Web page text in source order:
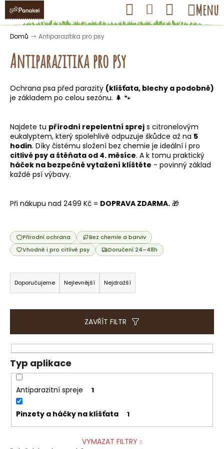
Přejít
obsah
Hledat Přihlášení
Nákupní
košík
Menu
Domů Antiparazitika pro psy
Antiparazitika pro psy
Ochrana psa před parazity (klíšťata, blechy a podobně)
je základem po celou sezónu. 🌲 🐾
Najdete tu přírodní repelentní sprej s citronelovým
eukalyptem, který spolehlivě odpuzuje škůdce až na 5
hodin. Díky čistému složení bez chemie je ideální i pro
citlivé psy a štěňata od 4. měsíce. A k tomu praktický
háček na bezpečné vytažení klíštěte - povinný základ
každé psí výbavy.
Při nákupu nad 2499 Kč = DOPRAVA ZDARMA. 🎁
Přírodní ochrana
Bez chemie a barviv
Vhodné i pro citlivé psy
Doručení 24–48h
Ř
a
z
e
í
p
r
o
d
u
t
Doporučujeme Nejlevnější Nejdražší
ZAVŘÍT FILTR
Typ aplikace
Antiparazitní spreje 1
Pinzety a háčky na klíšťata 1
VYMAZAT FILTRY
K
o Zpět
Zpět
C
p
o
t
ř
e
u
e
t
e
a
j
í
?
D